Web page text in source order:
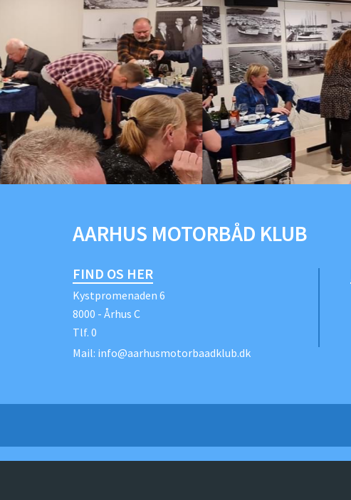
AARHUS MOTORBÅD KLUB
FIND OS HER
Kystpromenaden 6
8000 - Århus C
Tlf. 0
Mail: info@aarhusmotorbaadklub.dk